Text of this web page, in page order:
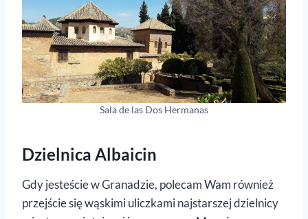
Sala de las Dos Hermanas
Dzielnica Albaicin
Gdy jesteście w Granadzie, polecam Wam również
przejście się wąskimi uliczkami najstarszej dzielnicy